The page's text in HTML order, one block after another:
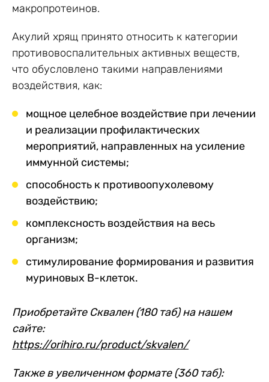
макропротеинов.
Акулий хрящ принято относить к категории
противовоспалительных активных веществ,
что обусловлено такими направлениями
воздействия, как:
мощное целебное воздействие при лечении
и реализации профилактических
мероприятий, направленных на усиление
иммунной системы;
способность к противоопухолевому
воздействию;
комплексность воздействия на весь
организм;
стимулирование формирования и развития
муриновых В-клеток.
Приобретайте Сквален (180 таб) на нашем
сайте:
https://orihiro.ru/product/skvalen/
Также в увеличенном формате (360 таб):